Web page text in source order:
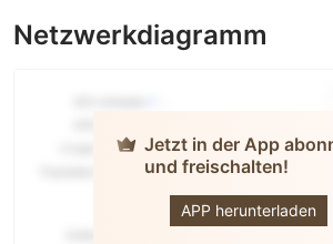
Netzwerkdiagramm
Jetzt in der App
und freischalten!
APP herunterladen
Daisenhinomaru